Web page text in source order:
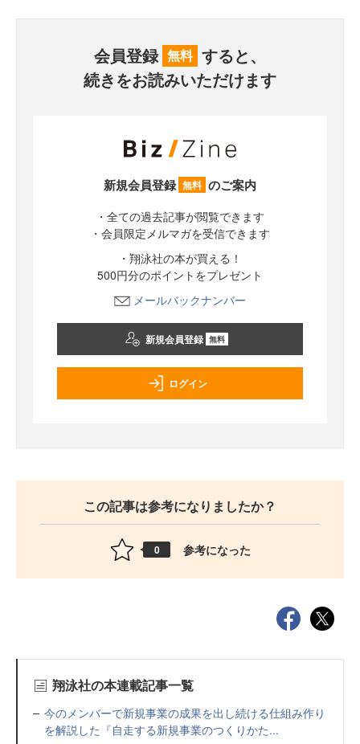
会員登録 無料 すると、
続きをお読みいただけます
新規会員登録 無料 のご案内
・全ての過去記事が閲覧できます
・会員限定メルマガを受信できます
・翔泳社の本が買える！
500円分のポイントをプレゼント
メールバックナンバー
新規会員登録 無料
ログイン
この記事は参考になりましたか？
0 参考になった
翔泳社の本連載記事一覧
今のメンバーで新規事業の成果を出し続ける仕組み作り
を解説した『自走する新規事業のつくりかた...